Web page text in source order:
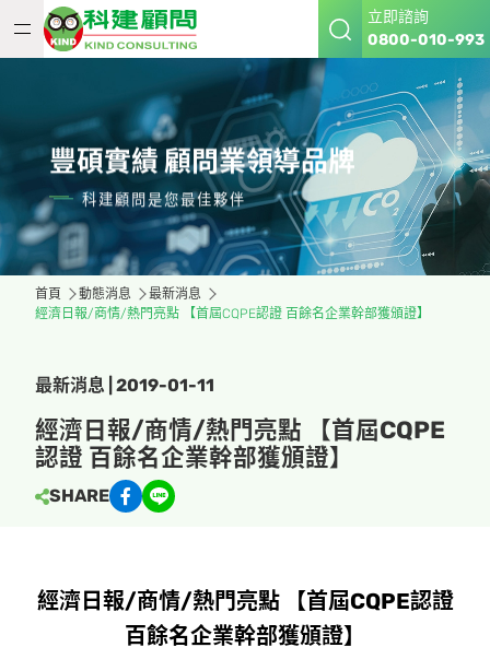
立即諮詢
0800-010-993
豐碩實績 顧問業領導品牌
科建顧問是您最佳夥伴
首頁 動態消息
最新消息
經濟日報/商情/熱門亮點 【首屆CQPE認證 百餘名企業幹部獲頒證】
最新消息 | 2019-01-11
經濟日報/商情/熱門亮點 【首屆CQPE
認證 百餘名企業幹部獲頒證】
SHARE
經濟日報/商情/熱門亮點 【首屆CQPE認證
百餘名企業幹部獲頒證】